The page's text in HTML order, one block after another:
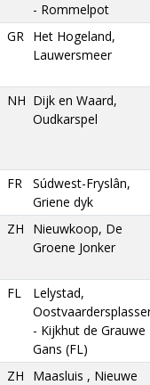
- Rommelpot
GR Het Hogeland,
Lauwersmeer
NH Dijk en Waard,
Oudkarspel
FR
Súdwest-Fryslân,
Griene dyk
ZH
Nieuwkoop, De
Groene Jonker
FL
Lelystad,
- Kijkhut de Grauwe
Gans (FL)
ZH
Maasluis , Nieuwe